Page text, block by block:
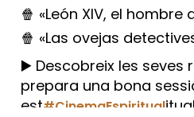
🍿 «León XIV, el hombre
🍿 «Las ovejas
▶️ Descobreix les seves
prepara una bona
est#CinemaEspiritual